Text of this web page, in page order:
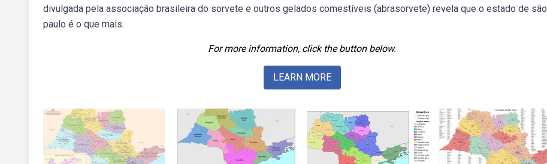
divulgada pela associação brasileira do sorvete e outros gelados comestíveis (abrasorvete) revela que o estado de são
paulo é o que mais.
For more information, click the button below.
LEARN MORE